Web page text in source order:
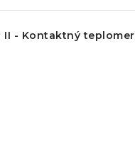
II - Kontaktný teplomer